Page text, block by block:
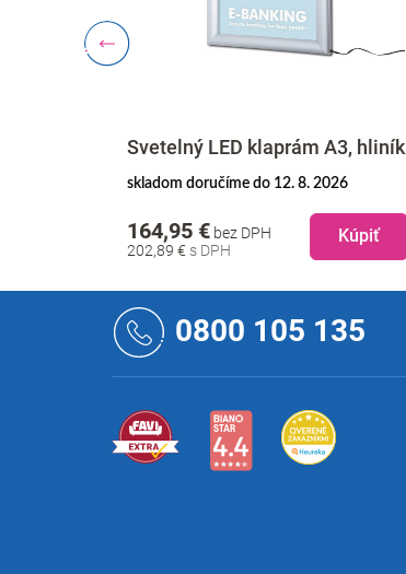
Svetelný LED klaprám A3, hliník
skladom doručíme do 12. 8. 2026
202,89 €
164,95 € bez DPH Kúpiť
0800 105 135